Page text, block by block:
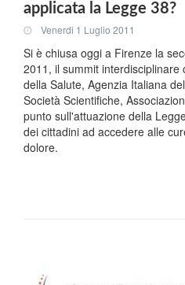
applicata la Legge 38?
Venerdi 1 Luglio 2011
Si è chiusa oggi a Firenze la
2011, il summit interdisciplinare
della Salute, Agenzia Italiana
Società Scientifiche,
punto sull'attuazione della
dei cittadini ad accedere alle
dolore.